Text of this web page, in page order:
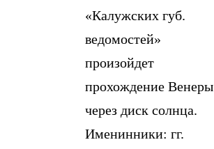
«Калужских губ.
ведомостей»
произойдет
прохождение Венеры
через диск солнца.
Именинники: гг.